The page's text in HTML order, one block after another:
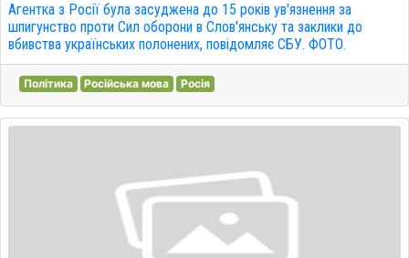
Агентка з Росії була засуджена до 15 років ув'язнення за
шпигунство проти Сил оборони в Слов'янську та заклики до
вбивства українських полонених, повідомляє СБУ. ФОТО.
Політика Російська мова Росія